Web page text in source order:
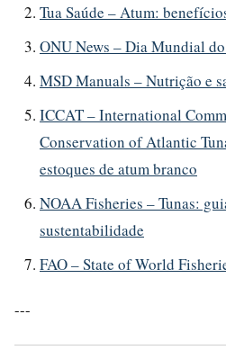
Tua Saúde – Atum:
ONU News – Dia Mundial
MSD Manuals – Nutrição e
ICCAT – International
Conservation of Atlantic
estoques de atum branco
NOAA Fisheries – Tunas:
sustentabilidade
FAO – State of World
---